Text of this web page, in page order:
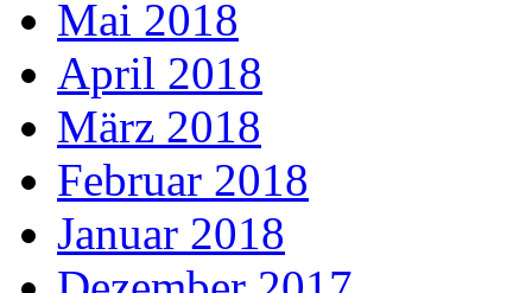
Mai 2018
April 2018
März 2018
Februar 2018
Januar 2018